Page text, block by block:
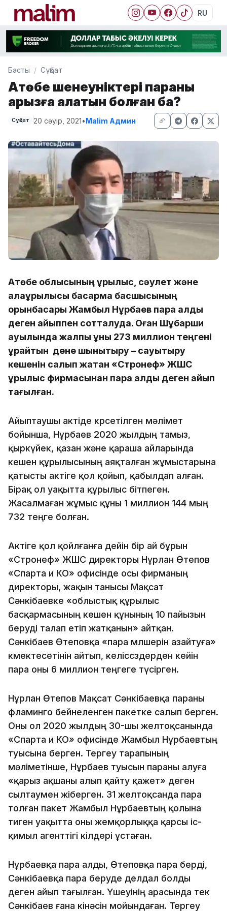
RU
Басты Сұқбат
Ақтөбе шенеуніктері параны
қарызға алатын болған ба?
Сұқбат 20 сәуір, 2021•Malim Админ
Ақтөбе облысының құрылыс, сәулет және
қалақұрылысы басқарма басшысының
орынбасары Жамбыл Нұрбаев пара алды
деген айыппен сотталуда. Оған Шұбарши
ауылында жалпы құны 273 миллион теңгені
құрайтын дене шынықтыру – сауықтыру
кешенін салып жатқан «Стронеф» ЖШС
құрылыс фирмасынан пара алды деген айып
тағылған.
Айыптаушы актіде көрсетілген мәлімет
бойынша, Нұрбаев 2020 жылдың тамыз,
қыркүйек, қазан және қараша айларында
кешен құрылысының аяқталған жұмыстарына
қатысты актіге қол қойып, қабылдап алған.
Бірақ ол уақытта құрылыс бітпеген.
Жасалмаған жұмыс құны 1 миллион 144 мың
732 теңге болған.
Актіге қол қойлғанға дейін бір ай бұрын
«Стронеф» ЖШС директоры Нұрлан Өтепов
«Спарта и КО» офисінде осы фирманың
директоры, жақын танысы Мақсат
Сәнкібаевке «облыстық құрылыс
басқармасының кешен құнының 10 пайызын
беруді талап етіп жатқанын» айтқан.
Сәнкібаев Өтеповқа «пара мөлшерін азайтуға»
көмектесетінін айтып, келіссөздерден кейін
пара оны 6 миллион теңгеге түсірген.
Нұрлан Өтепов Мақсат Сәнкібаевқа параны
фламинго бейнеленген пакетке салып берген.
Оны ол 2020 жылдың 30-шы желтоқсанында
«Спарта и КО» офисінде Жамбыл Нұрбаевтың
туысына берген. Тергеу тарапының
мәліметінше, Нұрбаев туысын параны алуға
«қарыз ақшаны алып қайту қажет» деген
сылтаумен жіберген. 31 желтоқсанда пара
толған пакет Жамбыл Нұрбаевтың қолына
тиген уақытта оны жемқорлыққа қарсы іс-
қимыл агенттігі өкілдері ұстаған.
Нұрбаевқа пара алды, Өтеповқа пара берді,
Сәнкібаевқа пара беруде делдал болды
деген айып тағылған. Үшеуінің арасында тек
Сәнкібаев ғана кінәсін мойындаған. Тергеу